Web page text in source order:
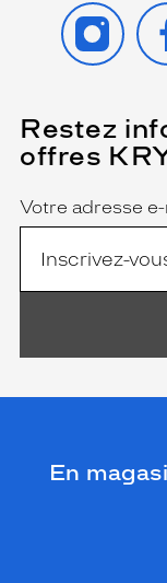
Restez
offres
Name
Votre adresse
(Ce
champ
est
obligatoire)
En